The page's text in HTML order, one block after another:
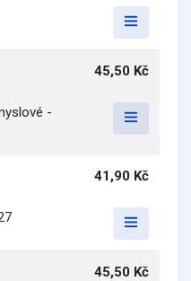
-
45,50 Kč
41,90 Kč
45,50 Kč